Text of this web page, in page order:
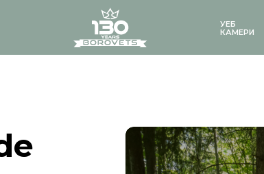
УЕБ
КАМЕРИ